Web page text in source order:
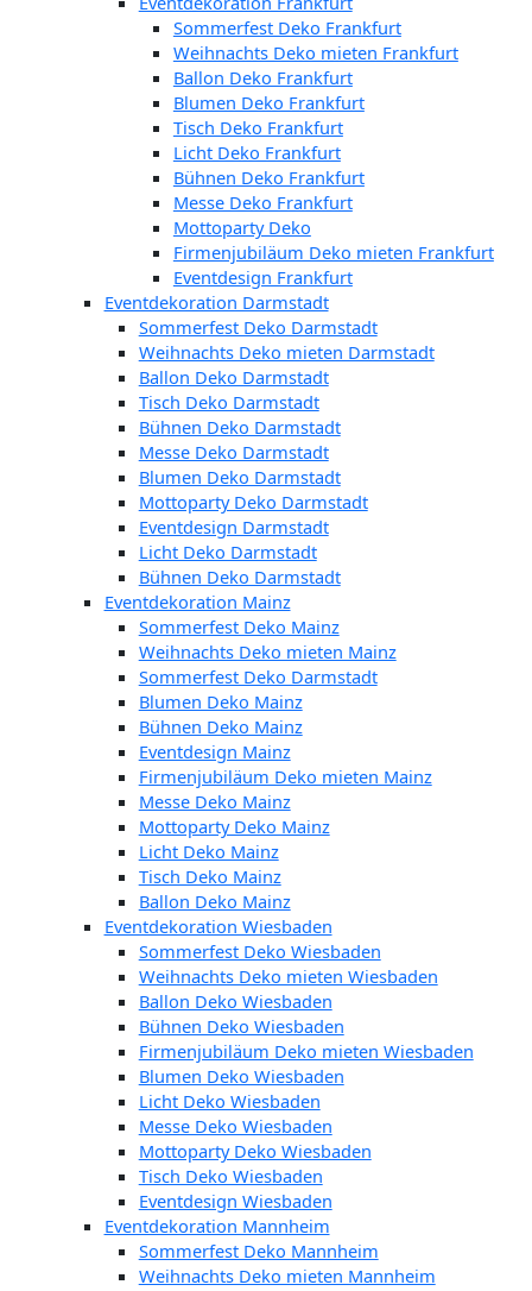
Sommerfest Deko Frankfurt
Weihnachts Deko mieten Frankfurt
Ballon Deko Frankfurt
Blumen Deko Frankfurt
Tisch Deko Frankfurt
Licht Deko Frankfurt
Bühnen Deko Frankfurt
Messe Deko Frankfurt
Mottoparty Deko
Firmenjubiläum Deko mieten Frankfurt
Eventdesign Frankfurt
Eventdekoration Darmstadt
Sommerfest Deko Darmstadt
Weihnachts Deko mieten Darmstadt
Ballon Deko Darmstadt
Tisch Deko Darmstadt
Bühnen Deko Darmstadt
Messe Deko Darmstadt
Blumen Deko Darmstadt
Mottoparty Deko Darmstadt
Eventdesign Darmstadt
Licht Deko Darmstadt
Bühnen Deko Darmstadt
Eventdekoration Mainz
Sommerfest Deko Mainz
Weihnachts Deko mieten Mainz
Sommerfest Deko Darmstadt
Blumen Deko Mainz
Bühnen Deko Mainz
Eventdesign Mainz
Firmenjubiläum Deko mieten Mainz
Messe Deko Mainz
Mottoparty Deko Mainz
Licht Deko Mainz
Tisch Deko Mainz
Ballon Deko Mainz
Eventdekoration Wiesbaden
Sommerfest Deko Wiesbaden
Weihnachts Deko mieten Wiesbaden
Ballon Deko Wiesbaden
Bühnen Deko Wiesbaden
Firmenjubiläum Deko mieten Wiesbaden
Blumen Deko Wiesbaden
Licht Deko Wiesbaden
Messe Deko Wiesbaden
Mottoparty Deko Wiesbaden
Tisch Deko Wiesbaden
Eventdesign Wiesbaden
Eventdekoration Mannheim
Sommerfest Deko Mannheim
Weihnachts Deko mieten Mannheim